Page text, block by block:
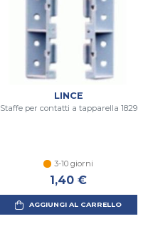
LINCE
Staffe per contatti a tapparella 1829
3-10 giorni
1,40 €
AGGIUNGI AL CARRELLO